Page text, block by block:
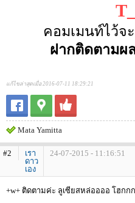
คอมเมนท์ไว้จะ
ฝากติดตามผ
แก้ไขล่าสุดเมื่อ 2016-07-11 18:29:21
Mata Yamitta
#2
เรา
ดาว
เอง
24-07-2015 - 11:16:51
+w+ ติดตามค่ะ ลูเซียสหล่ออออ โฮกก